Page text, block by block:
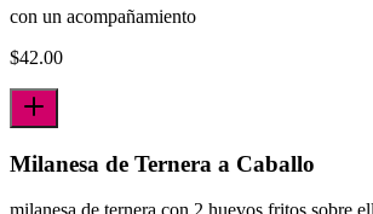
con un acompañamiento
$42.00
Milanesa de Ternera a Caballo